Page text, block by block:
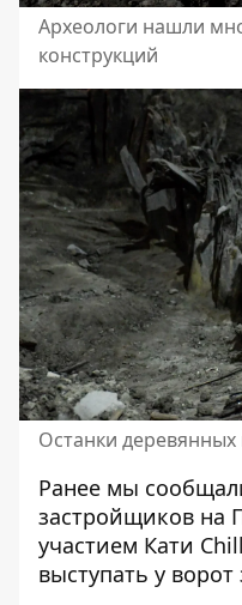
Археологи нашли
конструкций
Останки деревянных
Ранее мы
застройщиков на
участием Кати
выступать у ворот